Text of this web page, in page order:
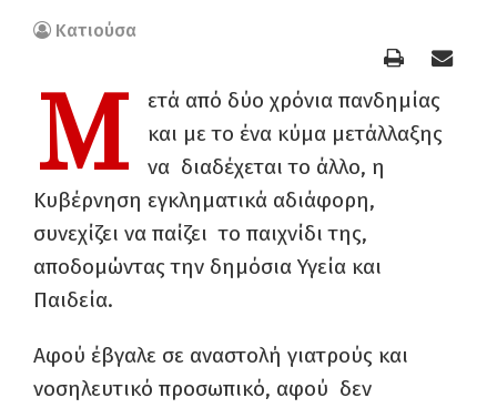
Κατιούσα
Μ
ετά από δύο χρόνια πανδημίας
και με το ένα κύμα μετάλλαξης
να διαδέχεται το άλλο, η
Κυβέρνηση εγκληματικά αδιάφορη,
συνεχίζει να παίζει το παιχνίδι της,
αποδομώντας την δημόσια Υγεία και
Παιδεία.
Αφού έβγαλε σε αναστολή γιατρούς και
νοσηλευτικό προσωπικό, αφού δεν